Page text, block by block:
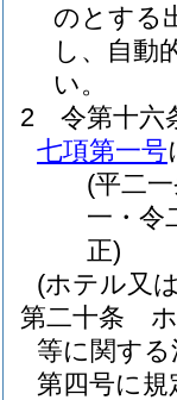
のとする
し、自動
い。
2
令第十六
七項第一号
(平二
一・令
正)
(ホテル又
第二十条
等に関する
第四号に